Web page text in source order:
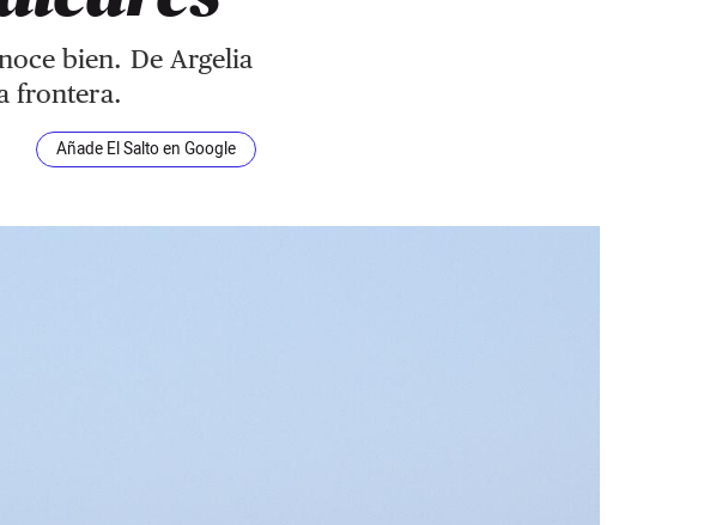
bien. De Argelia
frontera.
Añade El Salto en Google